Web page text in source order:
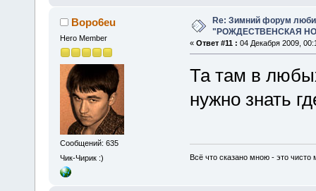
Bopo6eu
Hero Member
Сообщений: 635
Чик-Чирик :)
Re: Зимний форум
"РОЖДЕСТВЕНСКАЯ
« Ответ #11 : 04 Декабря 2009,
Та там в
нужно знать
Всё что сказано мною - это чисто